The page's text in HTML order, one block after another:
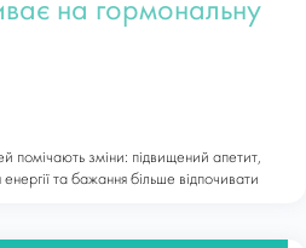
на гормональну
помічають зміни: підвищений апетит,
та бажання більше відпочивати